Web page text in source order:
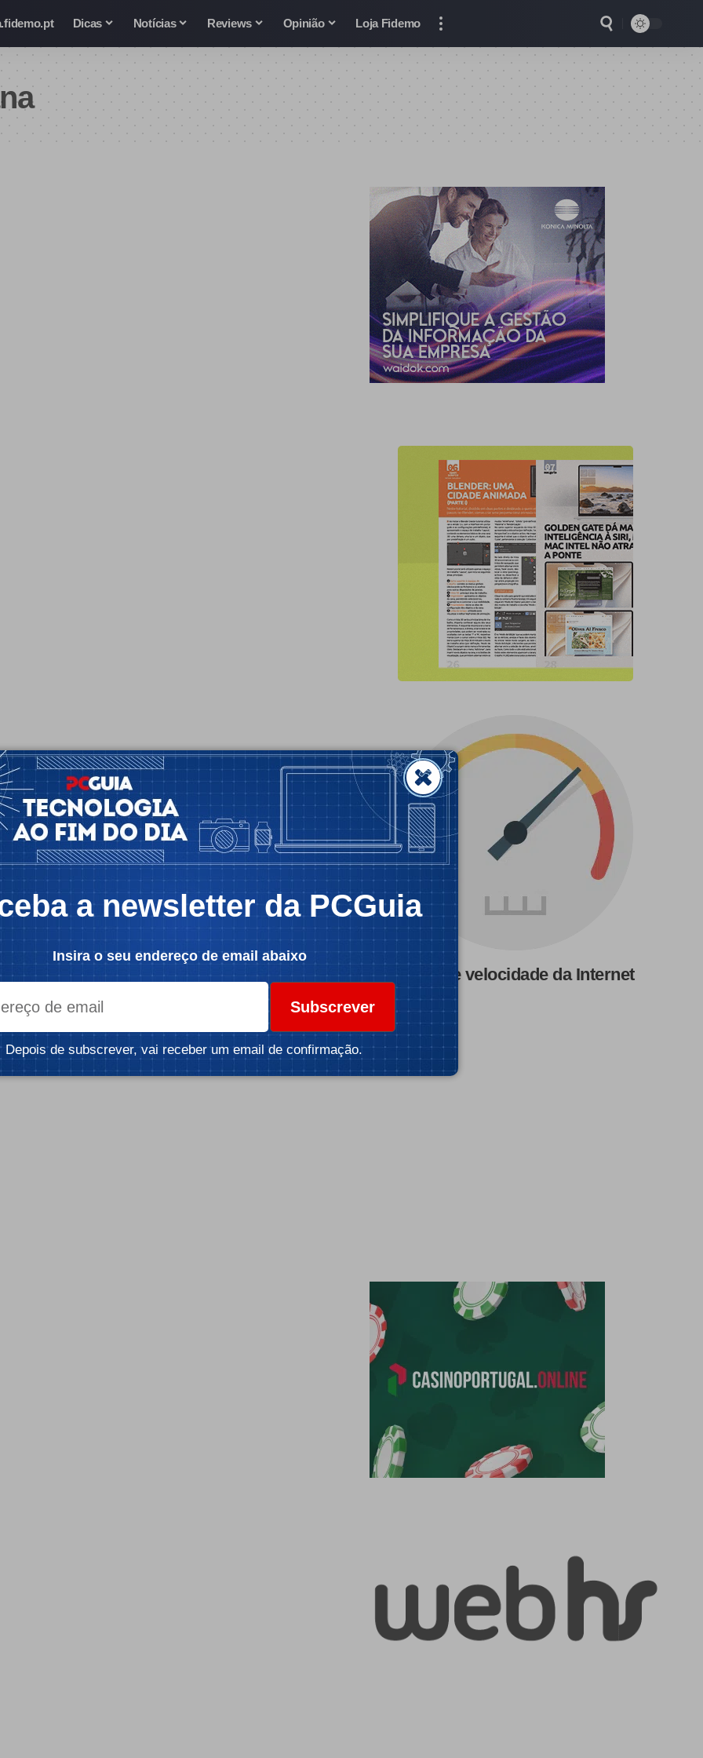
Dicas Notícias Reviews Opinião Loja Fidemo
Teste de velocidade da Internet
a newsletter da PCGuia
Insira o seu endereço de email abaixo
Subscrever
Depois de subscrever, vai receber um email de confirmação.